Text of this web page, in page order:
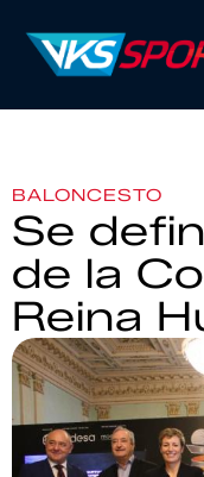
BALONCESTO
Se
de la
Reina